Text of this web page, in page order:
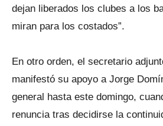
dejan liberados los clubes a los
miran para los costados”.
En otro orden, el secretario
manifestó su apoyo a Jorge
general hasta este domingo,
renuncia tras decidirse la